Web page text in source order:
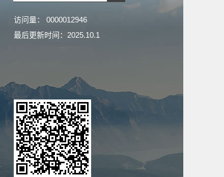
访问量： 0000012946
最后更新时间： 2025.10.1